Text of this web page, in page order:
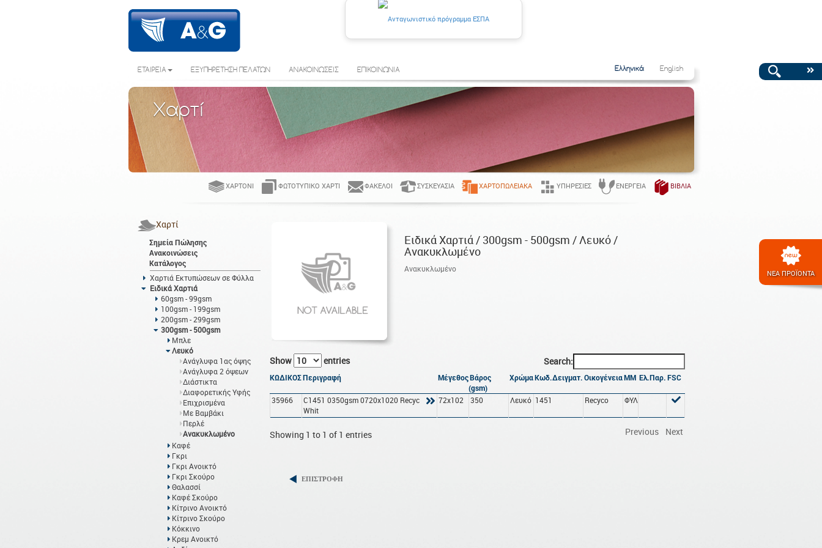
ΝΕΑ ΠΡΟΪΟΝΤΑ
ΕΤΑΙΡΕΙΑ ΕΞΥΠΗΡΕΤΗΣΗ ΠΕΛΑΤΩΝ ΑΝΑΚΟΙΝΩΣΕΙΣ ΕΠΙΚΟΙΝΩΝΙΑ Ελληνικά English
Χαρτί
ΧΑΡΤΌΝΙ ΦΩΤΟΤΥΠΙΚΌ ΧΑΡΤΊ ΦΆΚΕΛΟΙ ΣΥΣΚΕΥΑΣΊΑ ΧΑΡΤΟΠΩΛΕΙΑΚΆ ΥΠΗΡΕΣΊΕΣ ΕΝΈΡΓΕΙΑ ΒΙΒΛΊΑ
Χαρτί
Σημεία Πώλησης
Ανακοινώσεις
Κατάλογος
Χαρτιά Εκτυπώσεων σε Φύλλα
Ειδικά Χαρτιά
60gsm - 99gsm
100gsm - 199gsm
200gsm - 299gsm
300gsm - 500gsm
Μπλε
Λευκό
Ανάγλυφα 1ας όψης
Ανάγλυφα 2 όψεων
Διάστικτα
Διαφορετικής Υφής
Επιχρισμένα
Με Βαμβάκι
Περλέ
Ανακυκλωμένο
Καφέ
Γκρι
Γκρι Ανοικτό
Γκρι Σκούρο
Θαλασσί
Καφέ Σκούρο
Κίτρινο Ανοικτό
Κίτρινο Σκούρο
Κόκκινο
Κρεμ Ανοικτό
Ειδικά Χαρτιά / 300gsm - 500gsm / Λευκό /
Ανακυκλωμένο
Ανακυκλωμένο
Show entries Search:
ΚΩΔΙΚΟΣΠεριγραφή ΜέγεθοςΒάρος
(gsm)
ΧρώμαΚωδ.Δειγματ.ΟικογένειαΜΜ Ελ.Παρ.FSC
35966
C1451 0350gsm 0720x1020 Recyc
Whit
72x102 350 Λευκό 1451 Recyco ΦΥΛ
Showing 1 to 1 of 1 entries Previous Next
ΕΠΙΣΤΡΟΦΗ